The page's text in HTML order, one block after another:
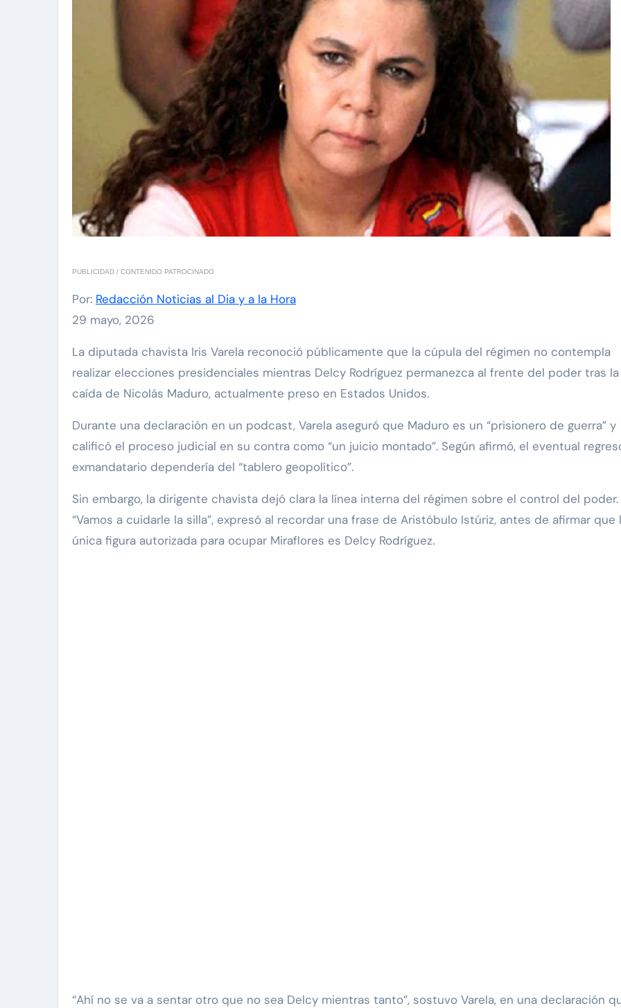
PUBLICIDAD / CONTENIDO PATROCINADO
Por: Redacción Noticias al Dia y a la Hora
29 mayo, 2026
La diputada chavista Iris Varela reconoció públicamente que la cúpula del régimen no contempla
realizar elecciones presidenciales mientras Delcy Rodríguez permanezca al frente del poder tras la
caída de Nicolás Maduro, actualmente preso en Estados Unidos.
Durante una declaración en un podcast, Varela aseguró que Maduro es un “prisionero de guerra” y
calificó el proceso judicial en su contra como “un juicio montado”. Según afirmó, el eventual
exmandatario dependería del “tablero geopolítico”.
Sin embargo, la dirigente chavista dejó clara la línea interna del régimen sobre el control del poder.
“Vamos a cuidarle la silla”, expresó al recordar una frase de Aristóbulo Istúriz, antes de afirmar que
única figura autorizada para ocupar Miraflores es Delcy Rodríguez.
“Ahí no se va a sentar otro que no sea Delcy mientras tanto”, sostuvo Varela, en una declaración